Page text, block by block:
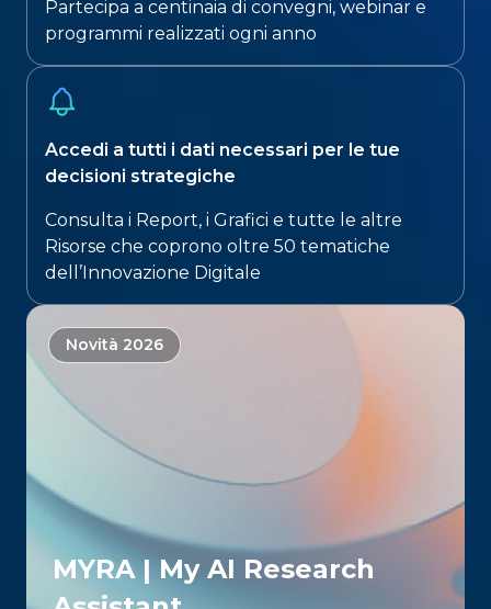
Partecipa a centinaia di convegni, webinar e
programmi realizzati ogni anno
Accedi a tutti i dati necessari per le tue
decisioni strategiche​
Consulta i Report, i Grafici e tutte le altre
Risorse che coprono oltre 50 tematiche
dell’Innovazione Digitale​
Novità 2026
MYRA | My AI Research